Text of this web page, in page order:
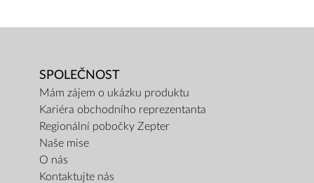
SPOLEČNOST
Mám zájem o ukázku produktu
Kariéra obchodního reprezentanta
Regionální pobočky Zepter
Naše mise
O nás
Kontaktujte nás